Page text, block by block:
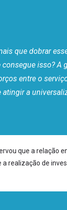
que dobrar
isso? A
entre o
a
que a relação
a realização de